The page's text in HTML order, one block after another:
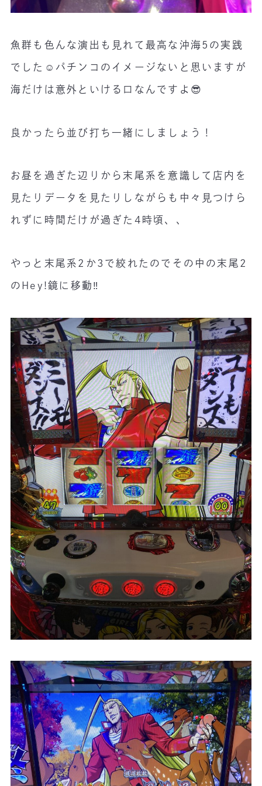
魚群も色んな演出も見れて最高な沖海5の実践
でした☺️パチンコのイメージないと思いますが
海だけは意外といける口なんですよ😎
良かったら並び打ち一緒にしましょう！
お昼を過ぎた辺りから末尾系を意識して店内を
見たりデータを見たりしながらも中々見つけら
れずに時間だけが過ぎた4時頃、、
やっと末尾系2か3で絞れたのでその中の末尾2
のHey!鏡に移動‼️